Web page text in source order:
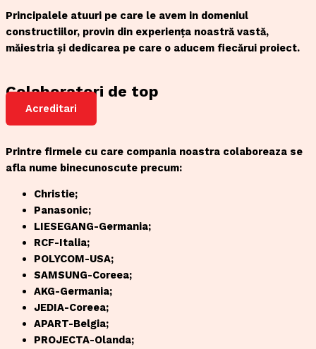
Principalele atuuri pe care le avem in domeniul
constructiilor, provin din experiența noastră vastă,
măiestria și dedicarea pe care o aducem fiecărui proiect.
Colaboratori de top
Acreditari
Printre firmele cu care compania noastra colaboreaza se
afla nume binecunoscute precum:
Christie;
Panasonic;
LIESEGANG-Germania;
RCF-Italia;
POLYCOM-USA;
SAMSUNG-Coreea;
AKG-Germania;
JEDIA-Coreea;
APART-Belgia;
PROJECTA-Olanda;